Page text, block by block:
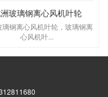
玻璃钢离心风机叶轮
璃钢离心风机叶轮，玻璃钢离
心风机叶...